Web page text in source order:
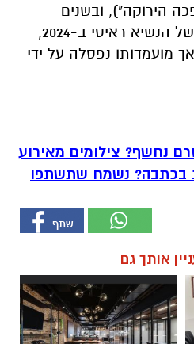
הירוקה"), ובשנים
האחרונות, לאחר מותו של הנשיא ראיסי ב-2024,
מועמדותו נפסלה על ידי
נחשף? צילומים מאירוע
בכתבה? נשמח שתשתפו
אותך גם